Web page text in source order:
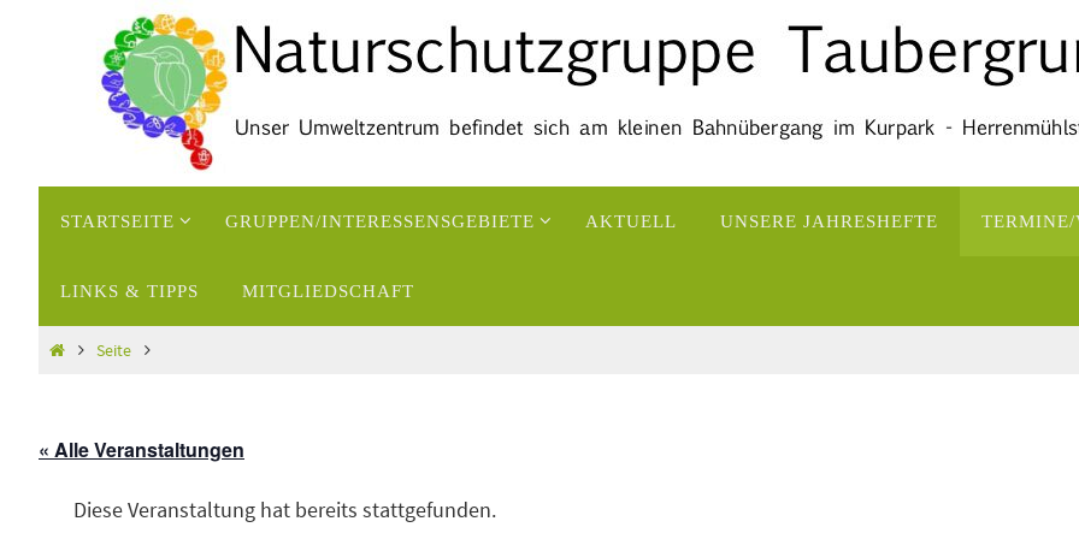
InhaltSTARTSEITE GRUPPEN/INTERESSENSGEBIETE AKTUELL UNSERE JAHRESHEFTE
LINKS & TIPPS MITGLIEDSCHAFT
StartSeite
« Alle Veranstaltungen
Diese Veranstaltung hat bereits stattgefunden.